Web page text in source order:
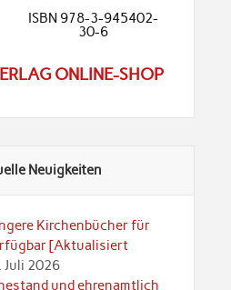
ISBN 978-3-945402-
30-6
ONLINE-SHOP
Neuigkeiten
Kirchenbücher für
[Aktualisiert
Juli 2026
und ehrenamtlich